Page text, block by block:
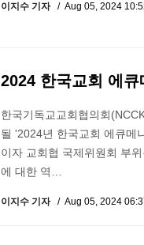
이지수 기자 Aug 05, 2024
2024 한국교회 에큐
한국기독교교회협의회
될 '2024년 한국교회 에큐메
이자 교회협 국제위원회 부
에 대한 역…
이지수 기자 Aug 05, 2024